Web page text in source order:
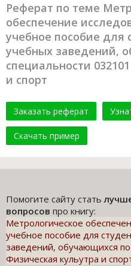
Реферат по теме
обеспечение
учебное пособие для
учебных заведений,
специальности
и спорт
Заказать реферат
Скачать пример
Помогите сайту стать
вопросов про книгу:
Метрологическое
учебное пособие для
заведений, обучающихся
Физическая кульутра и